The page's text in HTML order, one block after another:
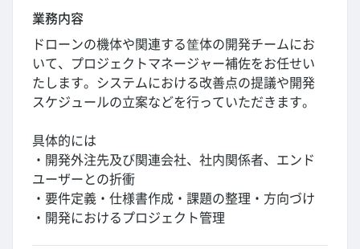
業務内容
ドローンの機体や関連する筐体の開発チームにお
いて、プロジェクトマネージャー補佐をお任せい
たします。システムにおける改善点の提議や開発
スケジュールの立案などを行っていただきます。
具体的には
・開発外注先及び関連会社、社内関係者、エンド
ユーザーとの折衝
・要件定義・仕様書作成・課題の整理・方向づけ
・開発におけるプロジェクト管理